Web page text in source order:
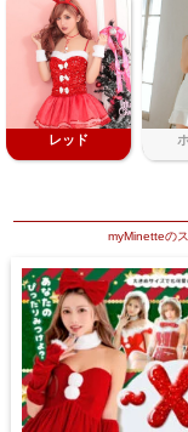
レッド
myMinetteの